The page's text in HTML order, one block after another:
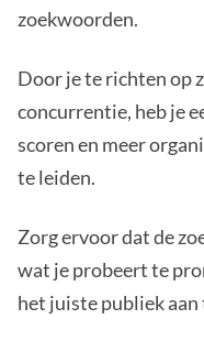
zoekwoorden.
Door je te richten op
concurrentie, heb je
scoren en meer
te leiden.
Zorg ervoor dat de
wat je probeert te
het juiste publiek aan